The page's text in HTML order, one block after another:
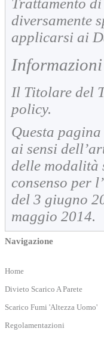
diversamente
applicarsi ai
Il Titolare del
policy.
Questa
ai sensi
delle modalità
consenso per
del 3 giugno
maggio 2014.
Navigazione
Home
Divieto Scarico A Parete
Scarico Fumi 'Altezza Uomo'
Regolamentazioni